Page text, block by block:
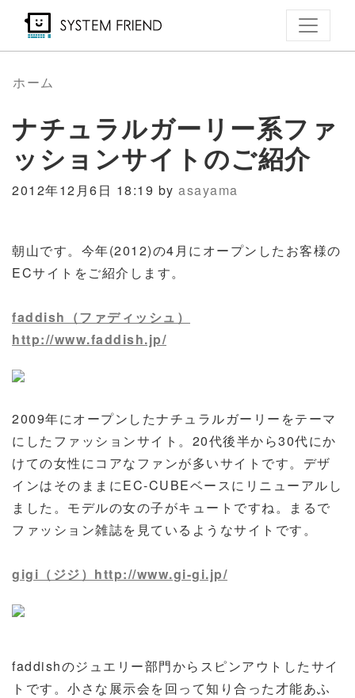
ン
コ
テ
に
ホーム
ナチュラルガーリー系ファ
ッションサイトのご紹介
2012年12月6日 18:19 by asayama
朝山です。今年(2012)の4月にオープンしたお客様の
ECサイトをご紹介します。
faddish（ファディッシュ）
http://www.faddish.jp/
2009年にオープンしたナチュラルガーリーをテーマ
にしたファッションサイト。20代後半から30代にか
けての女性にコアなファンが多いサイトです。デザ
インはそのままにEC-CUBEベースにリニューアルし
ました。モデルの女の子がキュートですね。まるで
ファッション雑誌を見ているようなサイトです。
gigi（ジジ）http://www.gi-gi.jp/
faddishのジュエリー部門からスピンアウトしたサイ
トです。小さな展示会を回って知り合った才能あふ